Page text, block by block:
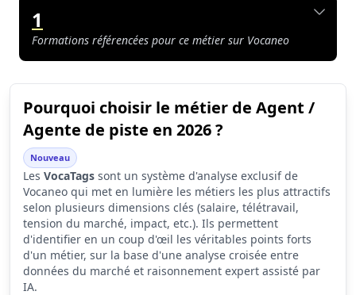
1
Formations référencées pour ce métier sur Vocaneo
Pourquoi choisir le métier de Agent /
Agente de piste en 2026 ?
Nouveau
Les VocaTags sont un système d'analyse exclusif de
Vocaneo qui met en lumière les métiers les plus attractifs
selon plusieurs dimensions clés (salaire, télétravail,
tension du marché, impact, etc.). Ils permettent
d'identifier en un coup d'œil les véritables points forts
d'un métier, sur la base d'une analyse croisée entre
données du marché et raisonnement expert assisté par
IA.
Synthèse des scores du métier Agent / Agente de piste
Indicateur
Score (sur 10)
Attractivité globale
Tension du marché
1.7
Salaire
1.4
Conditions de travail
3.3